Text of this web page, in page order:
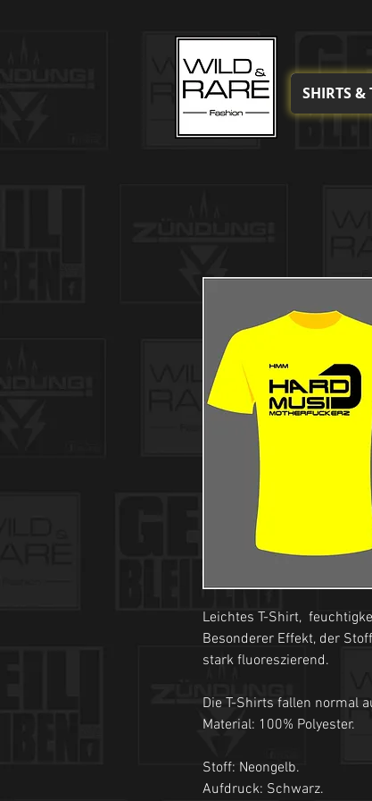
Leichtes T-Shirt,
Besonderer Effekt, der
stark fluoreszierend.
Die T-Shirts fallen normal
Material: 100% Polyester.
Stoff: Neongelb.
Aufdruck: Schwarz.
SHIRTS &